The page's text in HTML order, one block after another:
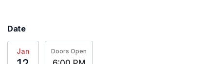
Date
Jan Doors Open